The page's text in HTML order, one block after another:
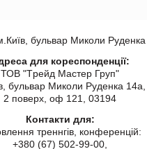
бульвар Миколи
для кореспонденції:
ТОВ "Tрейд Мастер Груп"
бульвар Миколи Руденка 14а,
2 поверх, оф 121, 03194
Контакти для:
треннгів, конференцій:
+380 (67) 502-99-00,